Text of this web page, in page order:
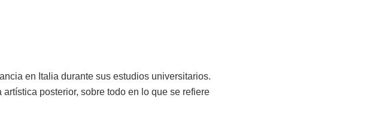
en Italia durante sus estudios universitarios.
posterior, sobre todo en lo que se refiere